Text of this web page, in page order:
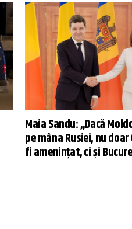
Maia Sandu: ,,Dacă
pe mâna Rusiei, nu
fi amenințat, ci și